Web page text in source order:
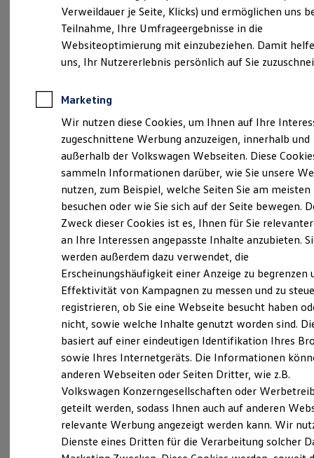
Wartungsverträge
Geschäftskunden
Professional Class bei Volkswagen
Großkunden
Behörden
Anpfiff zum Gewinn
Elektroautos
ID. Tutorials
Elektrofahrzeugkonzepte
Reichweite
Reichweite der ID. Modelle
Reichweite im Winter
Laden
Laden unterwegs
Laden Zuhause
Ladezeitensimulator
Batterie
Sicherheit
Garantie und Lebensdauer
Nachhaltigkeit
Technologie
Kosten und Kauf
Verbrauchskosten
Kaufoptionen
E-Auto-Förderung
Software und Konnektivität
Die ID. Software 6
ID. Software Versionen und Updates
Digitale Extras
Schnittstellen zu Ihrem ID.
( Impressum & Rechtliches
Probefahrt vereinbaren
Fahrzeugangebot anfordern
Servicetermin buchen
Serviceanfrage stellen
Details des Golf
Verweildauer je Seite, Klicks) und ermöglichen uns
Teilnahme, Ihre Umfrageergebnisse in die
Websiteoptimierung mit einzubeziehen. Damit
uns, Ihr Nutzererlebnis persönlich auf Sie
Marketing
Wir nutzen diese Cookies, um Ihnen auf Ihre
zugeschnittene Werbung anzuzeigen, innerhalb und
außerhalb der Volkswagen Webseiten. Diese
sammeln Informationen darüber, wie Sie unsere
nutzen, zum Beispiel, welche Seiten Sie am meisten
besuchen oder wie Sie sich auf der Seite bewegen.
Zweck dieser Cookies ist es, Ihnen für Sie
an Ihre Interessen angepasste Inhalte anzubieten.
werden außerdem dazu verwendet, die
Erscheinungshäufigkeit einer Anzeige zu begrenzen
Effektivität von Kampagnen zu messen und zu
registrieren, ob Sie eine Webseite besucht haben
nicht, sowie welche Inhalte genutzt worden sind.
basiert auf einer eindeutigen Identifikation Ihres
sowie Ihres Internetgeräts. Die Informationen
anderen Webseiten oder Seiten Dritter, wie z.B.
Volkswagen Konzerngesellschaften oder
geteilt werden, sodass Ihnen auch auf anderen
relevante Werbung angezeigt werden kann. Wir
Dienste eines Dritten für die Verarbeitung solcher